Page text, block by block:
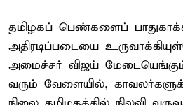
தமிழகப் பெண்களைப்
அதிரடிப்படையை
அமைச்சர் விஜய்
வரும் வேளையில்,